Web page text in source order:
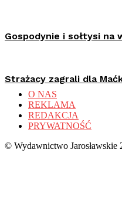
Gospodynie i sołtysi na
Strażacy zagrali dla
O NAS
REKLAMA
REDAKCJA
PRYWATNOŚĆ
© Wydawnictwo Jarosławskie